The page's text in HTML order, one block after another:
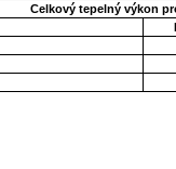
Celkový tepelný výkon